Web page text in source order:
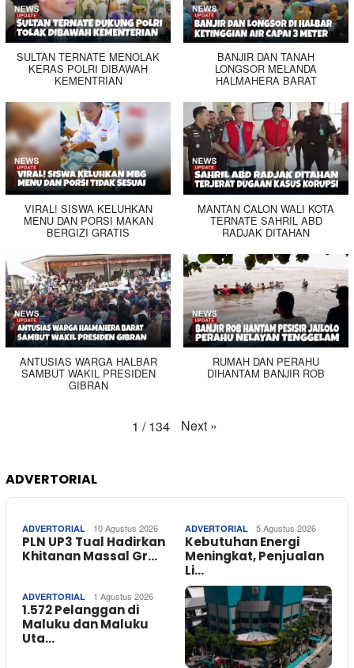
SULTAN TERNATE MENOLAK
KERAS POLRI DIBAWAH
KEMENTRIAN
BANJIR DAN TANAH
LONGSOR MELANDA
HALMAHERA BARAT
VIRAL! SISWA KELUHKAN
MENU DAN PORSI MAKAN
BERGIZI GRATIS
MANTAN CALON WALI KOTA
TERNATE SAHRIL ABD
RADJAK DITAHAN
ANTUSIAS WARGA HALBAR
SAMBUT WAKIL PRESIDEN
GIBRAN
RUMAH DAN PERAHU
DIHANTAM BANJIR ROB
1 / 134 Next »
ADVERTORIAL
ADVERTORIAL 10 Agustus 2026
PLN UP3 Tual Hadirkan
Khitanan Massal Gr…
ADVERTORIAL 5 Agustus 2026
Kebutuhan Energi
Meningkat, Penjualan
Li…
ADVERTORIAL 1 Agustus 2026
1.572 Pelanggan di
Maluku dan Maluku
Uta…